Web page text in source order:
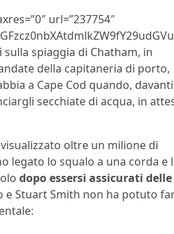
url=”237754″
spiaggia di Chatham, in
della capitaneria di porto,
a Cape Cod quando, davanti
secchiate di acqua, in
oltre un milione di
legato lo squalo a una corda e
dopo essersi assicurati delle
e Stuart Smith non ha potuto